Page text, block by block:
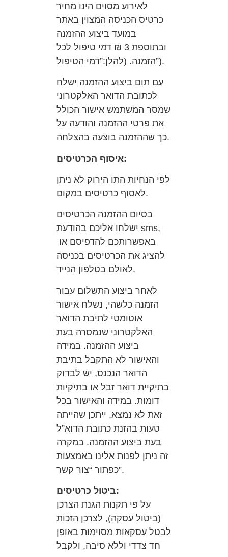
לאירוע מסוים הינו מחיר
כרטיס הכניסה המצוין באתר
במועד ביצוע ההזמנה
ובתוספת 3 ₪ דמי טיפול לכל
הזמנה. (להלן:”דמי הטיפול”).
עם תום ביצוע ההזמנה ישלח
לכתובת הדואר האלקטרוני
שמסר המשתמש אישור הכולל
את פרטי ההזמנה והודעה על
כך שההזמנה בוצעה בהצלחה.
איסוף הכרטיסים:
לפי הנחיות התו הירוק לא ניתן
לאסוף כרטיסים במקום.
בסיום ההזמנה הכרטיסים
ישלחו אליכם בהודעת sms,
להציג את הכרטיסים בכניסה
לאולם בטלפון הנייד.
לאחר ביצוע התשלום עבור
הזמנה כלשהי, נשלח אישור
אוטומטי לתיבת הדואר
האלקטרוני שנמסרה בעת
ביצוע ההזמנה. במידה
והאישור לא התקבל בתיבת
הדואר הנכנס, יש לבדוק
בתיקיית דואר זבל או בתיקיות
דומות. במידה והאישור בכל
זאת לא נמצא, ייתכן שהייתה
טעות בהזנת כתובת הדוא”ל
בעת ביצוע ההזמנה. במקרה
זה ניתן לפנות אלינו באמצעות
כפתור “צור קשר”.
ביטול כרטיסים:
על פי תקנות הגנת הצרכן
(ביטול עסקה), לצרכן הזכות
לבטל עסקאות מסוימות באופן
חד צדדי וללא סיבה, ולקבל